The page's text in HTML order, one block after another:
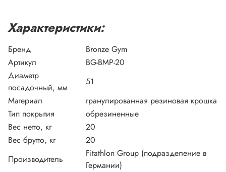
Характеристики:
Бренд
Bronze Gym
Артикул
BG-BMP-20
Диаметр
посадочный, мм
51
Материал
гранулированная резиновая крошка
Тип покрытия
обрезиненные
Вес нетто, кг
20
Вес брутто, кг
20
Производитель
Fitathlon Group (подразделение в
Германии)